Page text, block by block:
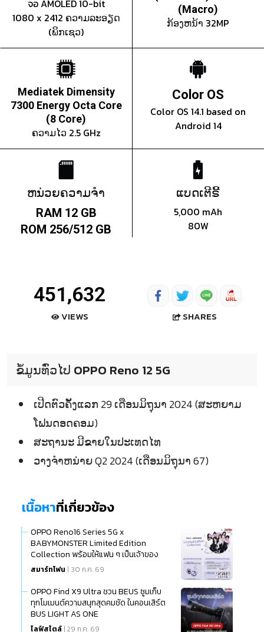
จอ AMOLED 10-bit
1080 x 2412 ຄວາມລະອຽດ
(ພິກເຊວ)
(Macro)
ກ້ອງຫນ້າ 32MP
Mediatek Dimensity
7300 Energy Octa Core
(8 Core)
ຄວາມໄວ 2.5 GHz
Color OS
Color OS 14.1 based on
Android 14
ຫນ່ວຍຄວາມຈຳ
RAM 12 GB
ROM 256/512 GB
ແບດເຕີຣີ້
5,000 mAh
80W
451,632
VIEWS SHARES
ຂໍ້ມູນທົ່ວໄປ OPPO Reno 12 5G
ເປີດຕົວຄັ້ງແລກ 29 ເດືອນມິຖຸນາ 2024 (ສະຫຍາມ
ໂຟນດອດຄອມ)
ສະຖານະ ມີຂາຍໃນປະເທດໄທ
ວາງຈຳຫນ່າຍ Q2 2024 (ເດືອນມິຖຸນາ 67)
เนื้อหาที่เกี่ยวข้อง
OPPO Reno16 Series 5G x
BABYMONSTER Limited Edition
Collection พร้อมให้แฟน ๆ เป็นเจ้าของ
แล้ว
สมาร์ทโฟน | 30 ก.ค. 69
OPPO Find X9 Ultra ชวน BEUS ซูมเก็บ
ทุกโมเมนต์ความสนุกสุดคมชัด ในคอนเสิร์ต
BUS LIGHT AS ONE
ไลฟ์สไตล์ | 29 ก.ค. 69